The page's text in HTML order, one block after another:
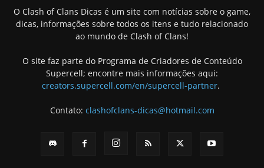
O Clash of Clans Dicas é um site com notícias sobre o game,
dicas, informações sobre todos os itens e tudo relacionado
ao mundo de Clash of Clans!
O site faz parte do Programa de Criadores de Conteúdo
Supercell; encontre mais informações aqui:
creators.supercell.com/en/supercell-partner.
Contato: clashofclans-dicas@hotmail.com